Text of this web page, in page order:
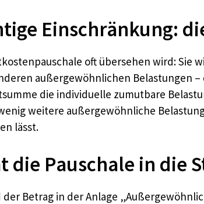
Einschränkung:
oft übersehen wird:
außergewöhnlichen Belastungen
die individuelle zumutbare
weitere außergewöhnliche
lässt.
die Pauschale in die
Betrag in der Anlage